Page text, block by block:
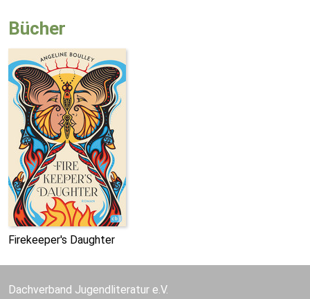
Bücher
Firekeeper's Daughter
Dachverband Jugendliteratur e.V.